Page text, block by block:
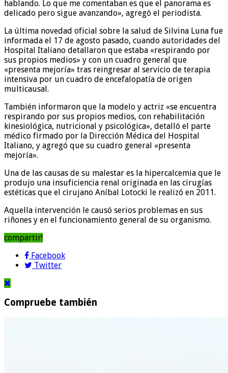
hablando. Lo que me comentaban es que el panorama es
delicado pero sigue avanzando», agregó el periodista.
La última novedad oficial sobre la salud de Silvina Luna fue
informada el 17 de agosto pasado, cuando autoridades del
Hospital Italiano detallaron que estaba «respirando por
sus propios medios» y con un cuadro general que
«presenta mejoría» tras reingresar al servicio de terapia
intensiva por un cuadro de encefalopatía de origen
multicausal.
También informaron que la modelo y actriz «se encuentra
respirando por sus propios medios, con rehabilitación
kinesiológica, nutricional y psicológica», detalló el parte
médico firmado por la Dirección Médica del Hospital
Italiano, y agregó que su cuadro general «presenta
mejoría».
Una de las causas de su malestar es la hipercalcemia que le
produjo una insuficiencia renal originada en las cirugías
estéticas que el cirujano Aníbal Lotocki le realizó en 2011.
Aquella intervención le causó serios problemas en sus
riñones y en el funcionamiento general de su organismo.
compartir!
Facebook
Twitter
Compruebe también